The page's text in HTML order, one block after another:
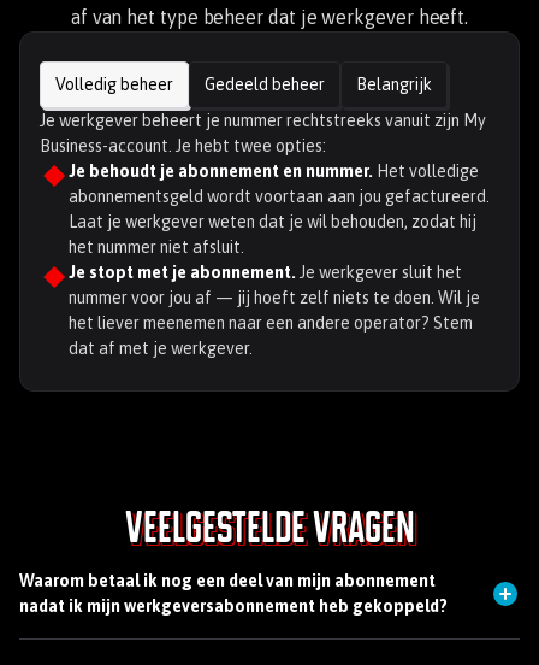
af van het type beheer dat je werkgever heeft.
Volledig beheer Gedeeld beheer
Belangrijk
Je werkgever beheert je nummer rechtstreeks vanuit zijn My
Business-account. Je hebt twee opties:
Je behoudt je abonnement en nummer. Het volledige
abonnementsgeld wordt voortaan aan jou gefactureerd.
Laat je werkgever weten dat je wil behouden, zodat hij
het nummer niet afsluit.
Je stopt met je abonnement. Je werkgever sluit het
nummer voor jou af — jij hoeft zelf niets te doen. Wil je
het liever meenemen naar een andere operator? Stem
dat af met je werkgever.
Veelgestelde vragen
Waarom betaal ik nog een deel van mijn abonnement
nadat ik mijn werkgeversabonnement heb gekoppeld?